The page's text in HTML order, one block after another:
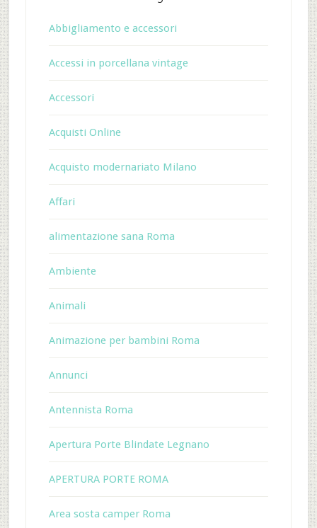
Abbigliamento e accessori
Accessi in porcellana vintage
Accessori
Acquisti Online
Acquisto modernariato Milano
Affari
alimentazione sana Roma
Ambiente
Animali
Animazione per bambini Roma
Annunci
Antennista Roma
Apertura Porte Blindate Legnano
APERTURA PORTE ROMA
Area sosta camper Roma